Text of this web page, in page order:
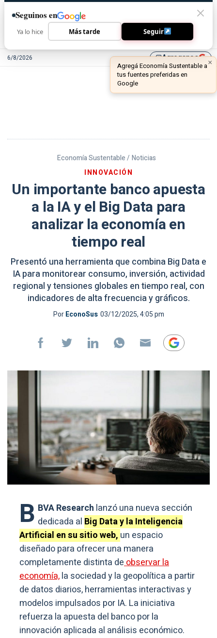
6/8/2026 library_addAgreganos
Economía Sustentable / Noticias
INNOVACIÓN
Un importante banco apuesta
a la IA y el Big Data para
analizar la economía en
tiempo real
Presentó una herramienta que combina Big Data e
IA para monitorear consumo, inversión, actividad
regional y tensiones globales en tiempo real, con
indicadores de alta frecuencia y gráficos.
PorEconoSus 03/12/2025, 4:05 pm
B BVA Research lanzó una nueva sección
dedicada al Big Data y la Inteligencia
Artificial en su sitio web, un espacio
diseñado para ofrecer una manera
completamente distinta deobservar la
economía,la sociedad y la geopolítica a partir
de datos diarios, herramientas interactivas y
modelos impulsados por IA. La iniciativa
refuerza la apuesta del banco por la
innovación aplicada al análisis económico.
Seguinos en
Ya lo hice Más tarde Seguir